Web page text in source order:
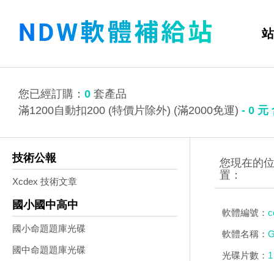
您已經訂購： 0 套產品
滿1200自動扣200 (特價片除外) (滿2000免運) - 0 元
技術公報
Xcdex 技術文章
國小國中高中
國小命題題庫光碟
國中命題題庫光碟
軟體編號：
軟體名稱：
光碟片數： 1